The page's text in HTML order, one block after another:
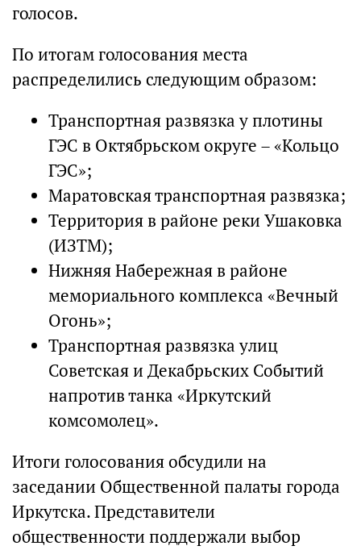
голосов.
По итогам голосования места
распределились следующим образом:
Транспортная развязка у плотины
ГЭС в Октябрьском округе – «Кольцо
ГЭС»;
Маратовская транспортная развязка;
Территория в районе реки Ушаковка
(ИЗТМ);
Нижняя Набережная в районе
мемориального комплекса «Вечный
Огонь»;
Транспортная развязка улиц
Советская и Декабрьских Событий
напротив танка «Иркутский
комсомолец».
Итоги голосования обсудили на
заседании Общественной палаты города
Иркутска. Представители
общественности поддержали выбор